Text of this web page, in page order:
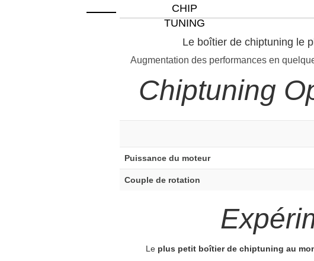
CHIP
TUNING
Le boîtier de chiptuning le
Augmentation des performances en
Chiptuning
Puissance du moteur
Couple de rotation
Le plus petit boîtier de chiptuning au